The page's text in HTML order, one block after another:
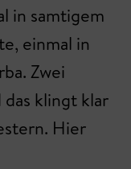
in samtigem
einmal in
Zwei
klingt klar
Hier